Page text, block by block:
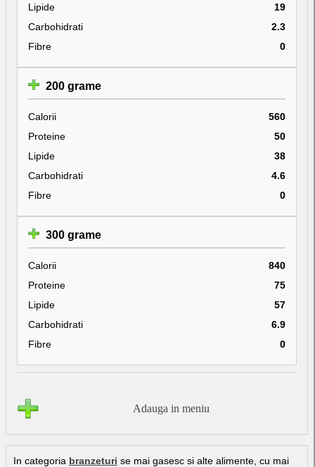
Lipide
19
Carbohidrati
2.3
Fibre
0
200 grame
Calorii
560
Proteine
50
Lipide
38
Carbohidrati
4.6
Fibre
0
300 grame
Calorii
840
Proteine
75
Lipide
57
Carbohidrati
6.9
Fibre
0
Adauga in meniu
In categoria branzeturi se mai gasesc si alte alimente, cu mai